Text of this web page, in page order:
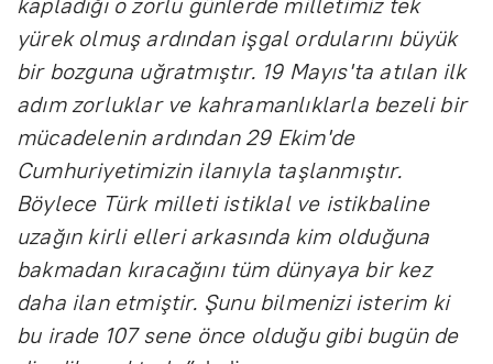
yürek olmuş ardından işgal ordularını büyük
bir bozguna uğratmıştır. 19 Mayıs'ta atılan ilk
adım zorluklar ve kahramanlıklarla bezeli bir
mücadelenin ardından 29 Ekim'de
Cumhuriyetimizin ilanıyla taşlanmıştır.
Böylece Türk milleti istiklal ve istikbaline
uzağın kirli elleri arkasında kim olduğuna
bakmadan kıracağını tüm dünyaya bir kez
daha ilan etmiştir. Şunu bilmenizi isterim ki
bu irade 107 sene önce olduğu gibi bugün de